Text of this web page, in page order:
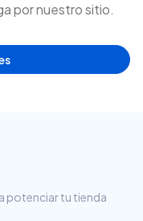
por nuestro sitio.
potenciar tu tienda